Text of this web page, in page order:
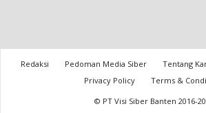
Redaksi Pedoman Media Siber Tentang
Privacy Policy
Terms &
© PT Visi Siber Banten 2016-